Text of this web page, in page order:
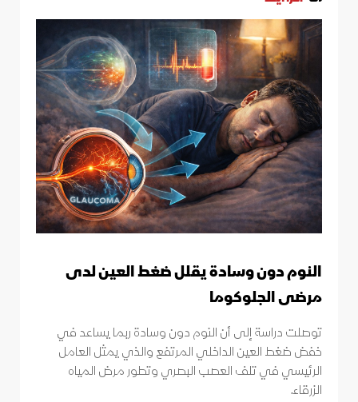
النوم دون وسادة يقلل ضغط العين لدى
مرضى الجلوكوما
توصلت دراسة إلى أن النوم دون وسادة ربما يساعد في
خفض ضغط العين الداخلي المرتفع والذي يمثل العامل
الرئيسي في تلف العصب البصري وتطور مرض المياه
الزرقاء.